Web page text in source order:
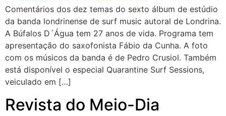
Comentários dos dez temas do sexto álbum de estúdio
da banda londrinense de surf music autoral de Londrina.
A Búfalos D´Água tem 27 anos de vida. Programa tem
apresentação do saxofonista Fábio da Cunha. A foto
com os músicos da banda é de Pedro Crusiol. Também
está disponível o especial Quarantine Surf Sessions,
veiculado em […]
Revista do Meio-Dia